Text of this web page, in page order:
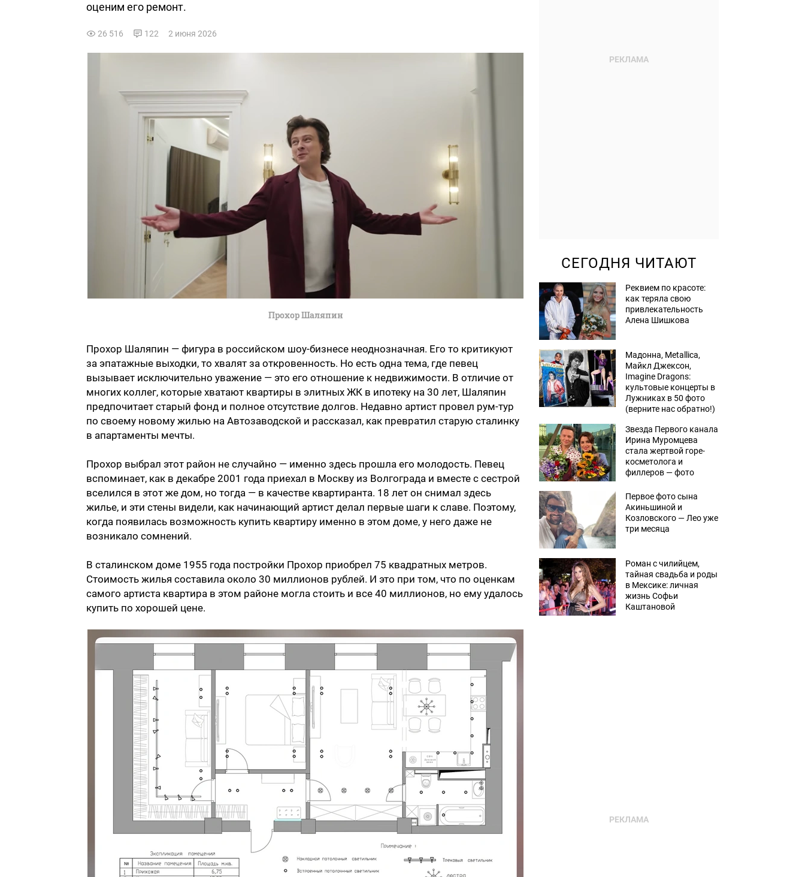
оценим его ремонт.
26 516 122 2 июня 2026
Прохор Шаляпин
Прохор Шаляпин — фигура в российском шоу-бизнесе неоднозначная. Его то критикуют
за эпатажные выходки, то хвалят за откровенность. Но есть одна тема, где певец
вызывает исключительно уважение — это его отношение к недвижимости. В отличие от
многих коллег, которые хватают квартиры в элитных ЖК в ипотеку на 30 лет, Шаляпин
предпочитает старый фонд и полное отсутствие долгов. Недавно артист провел рум-тур
по своему новому жилью на Автозаводской и рассказал, как превратил старую сталинку
в апартаменты мечты.
Прохор выбрал этот район не случайно — именно здесь прошла его молодость. Певец
вспоминает, как в декабре 2001 года приехал в Москву из Волгограда и вместе с сестрой
вселился в этот же дом, но тогда — в качестве квартиранта. 18 лет он снимал здесь
жилье, и эти стены видели, как начинающий артист делал первые шаги к славе. Поэтому,
когда появилась возможность купить квартиру именно в этом доме, у него даже не
возникало сомнений.
В сталинском доме 1955 года постройки Прохор приобрел 75 квадратных метров.
Стоимость жилья составила около 30 миллионов рублей. И это при том, что по оценкам
самого артиста квартира в этом районе могла стоить и все 40 миллионов, но ему удалось
купить по хорошей цене.
СЕГОДНЯ ЧИТАЮТ
Реквием по красоте:
как теряла свою
привлекательность
Алена Шишкова
Мадонна, Metallica,
Майкл Джексон,
Imagine Dragons:
культовые концерты в
Лужниках в 50 фото
(верните нас обратно!)
Звезда Первого канала
Ирина Муромцева
стала жертвой горе-
косметолога и
филлеров — фото
Первое фото сына
Акиньшиной и
Козловского — Лео уже
три месяца
Роман с чилийцем,
тайная свадьба и роды
в Мексике: личная
жизнь Софьи
Каштановой